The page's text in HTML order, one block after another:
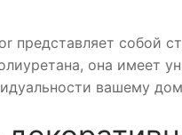
представляет собой
она имеет
вашему